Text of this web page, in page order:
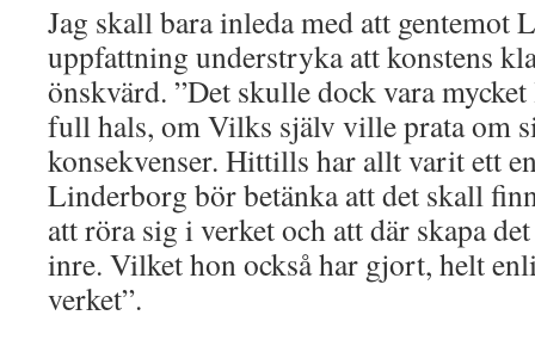
Jag skall bara inleda med att gentemot
uppfattning understryka att konstens
önskvärd. ”Det skulle dock vara
full hals, om Vilks själv ville prata om
konsekvenser. Hittills har allt varit ett
Linderborg bör betänka att det skall
att röra sig i verket och att där skapa
inre. Vilket hon också har gjort, helt
verket”.